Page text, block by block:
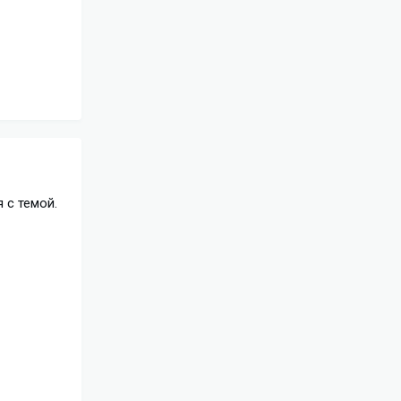
темой.